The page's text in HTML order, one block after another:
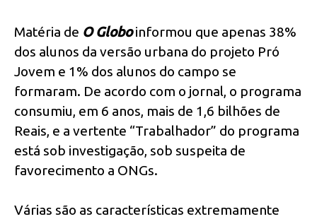
Matéria de O Globoinformou que apenas 38%
dos alunos da versão urbana do projeto Pró
Jovem e 1% dos alunos do campo se
formaram. De acordo com o jornal, o programa
consumiu, em 6 anos, mais de 1,6 bilhões de
Reais, e a vertente “Trabalhador” do programa
está sob investigação, sob suspeita de
favorecimento a ONGs.
Várias são as características extremamente